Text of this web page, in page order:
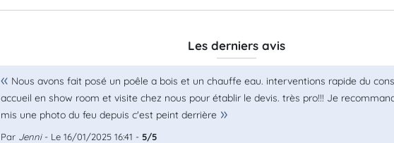
Les derniers avis
Nous avons fait posé un poêle a bois et un chauffe eau. interventions rapide du
accueil en show room et visite chez nous pour établir le devis. très pro!!! Je
mis une photo du feu depuis c'est peint derrière
Par Jenni- Le 16/01/2025 16:41 - 5/5